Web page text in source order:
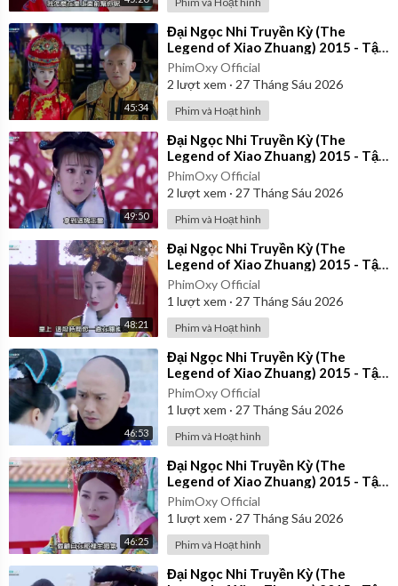
45:34
⁣Đại Ngọc Nhi Truyền Kỳ (The
Legend of Xiao Zhuang) 2015 - Tập
21 | Lồng Tiếng
PhimOxy Official
2 lượt xem · 27 Tháng Sáu 2026
Phim và Hoạt hình
49:50
⁣Đại Ngọc Nhi Truyền Kỳ (The
Legend of Xiao Zhuang) 2015 - Tập
24 | Lồng Tiếng
PhimOxy Official
2 lượt xem · 27 Tháng Sáu 2026
Phim và Hoạt hình
48:21
⁣Đại Ngọc Nhi Truyền Kỳ (The
Legend of Xiao Zhuang) 2015 - Tập
35 | Lồng Tiếng
PhimOxy Official
1 lượt xem · 27 Tháng Sáu 2026
Phim và Hoạt hình
46:53
⁣Đại Ngọc Nhi Truyền Kỳ (The
Legend of Xiao Zhuang) 2015 - Tập
22 | Lồng Tiếng
PhimOxy Official
1 lượt xem · 27 Tháng Sáu 2026
Phim và Hoạt hình
46:25
⁣Đại Ngọc Nhi Truyền Kỳ (The
Legend of Xiao Zhuang) 2015 - Tập
26 | Lồng Tiếng
PhimOxy Official
1 lượt xem · 27 Tháng Sáu 2026
Phim và Hoạt hình
⁣Đại Ngọc Nhi Truyền Kỳ (The